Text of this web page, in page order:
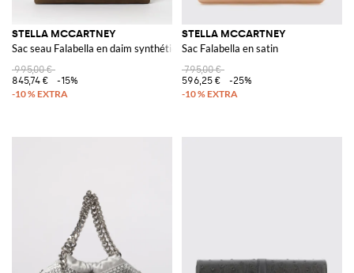
STELLA MCCARTNEY
Sac seau Falabella en daim synthétique
995,00 €
845,74 €
-15%
STELLA MCCARTNEY
Sac Falabella en satin
795,00 €
596,25 €
-25%